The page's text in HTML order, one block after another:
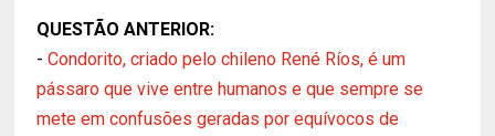
QUESTÃO ANTERIOR:
-Condorito, criado pelo chileno René Ríos, é um
pássaro que vive entre humanos e que sempre se
mete em confusões geradas por equívocos de